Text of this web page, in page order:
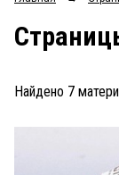
ОБЩЕСТВО
ЗАКОН
НОВОСТИ
СТИЛЬ ЖИЗНИ
Найдено 7